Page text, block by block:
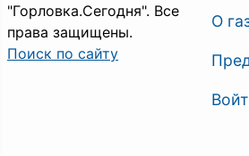
"Горловка.Сегодня". Все
права защищены.
Поиск по сайту
О